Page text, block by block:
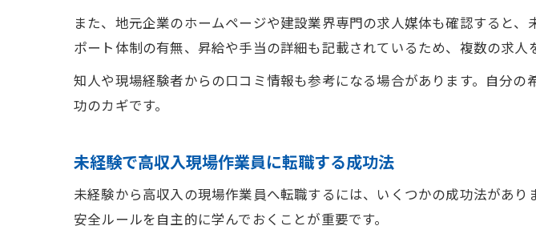
また、地元企業のホームページや建設業界専門の求人媒体も確認すると
ポート体制の有無、昇給や手当の詳細も記載されているため、複数の求人
知人や現場経験者からの口コミ情報も参考になる場合があります。自分
功のカギです。
未経験で高収入現場作業員に転職する成功法
未経験から高収入の現場作業員へ転職するには、いくつかの成功法があ
安全ルールを自主的に学んでおくことが重要です。